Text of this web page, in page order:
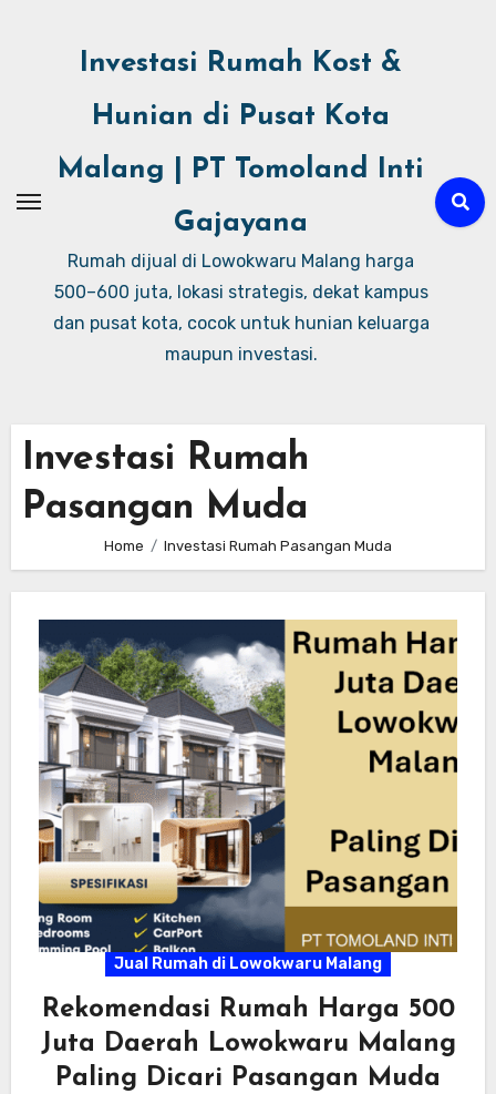
Investasi Rumah Kost &
Hunian di Pusat Kota
Malang | PT Tomoland Inti
Gajayana
Rumah dijual di Lowokwaru Malang harga
500–600 juta, lokasi strategis, dekat kampus
dan pusat kota, cocok untuk hunian keluarga
maupun investasi.
Investasi Rumah
Pasangan Muda
Home Investasi Rumah Pasangan Muda
Jual Rumah di Lowokwaru Malang
Rekomendasi Rumah Harga 500
Juta Daerah Lowokwaru Malang
Paling Dicari Pasangan Muda